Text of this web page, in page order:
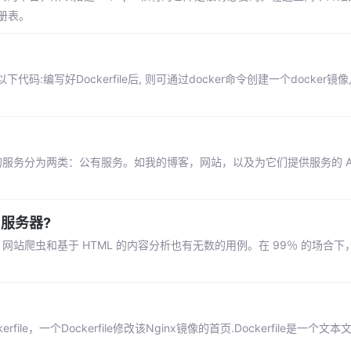
。
代码:编写好Dockerfile后, 则可通过docker命令创建一个docker镜像
务分为两类：公有服务。如我的博客，网站，以及为它们提供服务的
务器?
站爬虫和基于 HTML 的内容分析也有无数的用例。在 99％ 的场合下
，一个Dockerfile修改该Nginx镜像的首页.Dockerfile是一个文本